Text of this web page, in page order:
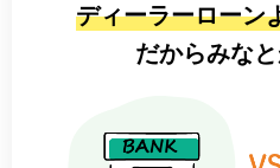
ディーラーローン
だからみな